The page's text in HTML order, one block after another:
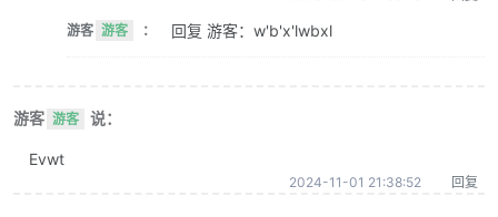
游客 游客 ： 回复 游客：w'b'x'lwbxl
游客 游客 说：
Evwt
2024-11-01 21:38:52 回复